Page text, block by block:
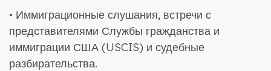
• Иммиграционные слушания, встречи с
представителями Службы гражданства и
иммиграции США (USCIS) и судебные
разбирательства.